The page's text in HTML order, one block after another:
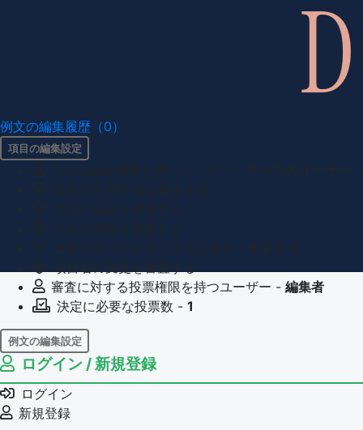
例文の編集履歴（0）
項目の編集設定
審査に対する投票権限を持つユーザー - 編集者
決定に必要な投票数 - 1
例文の編集設定
例文の編集権限を持つユーザー -
例文の削除を審査する
審査に対する投票権限を持つユーザー -
決定に必要な投票数 -
ログイン / 新規登録
ログイン
新規登録